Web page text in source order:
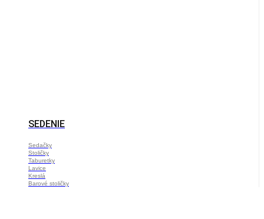
SEDENIE
Sedačky
Stoličky
Taburetky
Lavice
Kreslá
Barové stoličky